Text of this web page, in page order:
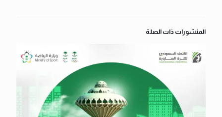
المنشورات ذات الصلة